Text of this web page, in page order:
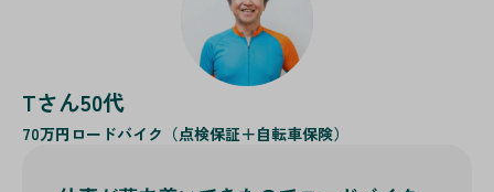
Tさん50代
70万円 ロードバイク（点検保証＋自転車保険）